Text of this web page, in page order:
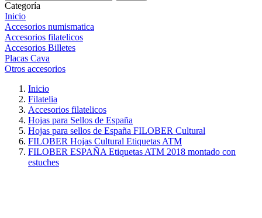
Categoría
Inicio
Accesorios numismatica
Accesorios filatelicos
Accesorios Billetes
Placas Cava
Otros accesorios
Inicio
Filatelia
Accesorios filatelicos
Hojas para Sellos de España
Hojas para sellos de España FILOBER Cultural
FILOBER Hojas Cultural Etiquetas ATM
FILOBER ESPAÑA Etiquetas ATM 2018 montado con
estuches